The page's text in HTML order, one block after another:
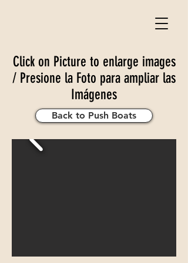
Click on Picture to enlarge images
/ Presione la Foto para ampliar las
Imágenes
Back to Push Boats